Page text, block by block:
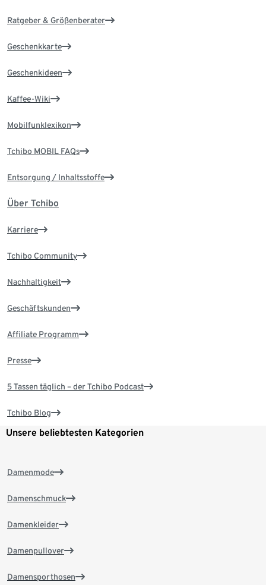
Ratgeber & Größenberater
Geschenkkarte
Geschenkideen
Kaffee-Wiki
Mobilfunklexikon
Tchibo MOBIL FAQs
Entsorgung / Inhaltsstoffe
Über Tchibo
Karriere
Tchibo Community
Nachhaltigkeit
Geschäftskunden
Affiliate Programm
Presse
5 Tassen täglich – der Tchibo Podcast
Tchibo Blog
Unsere beliebtesten Kategorien
Damenmode
Damenschmuck
Damenkleider
Damenpullover
Damensporthosen